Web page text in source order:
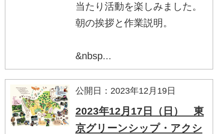
当たり活動を楽しみました。
朝の挨拶と作業説明。
&nbsp...
公開日：2023年12月19日
2023年12月17日（日） 東
京グリーンシップ・アクシ